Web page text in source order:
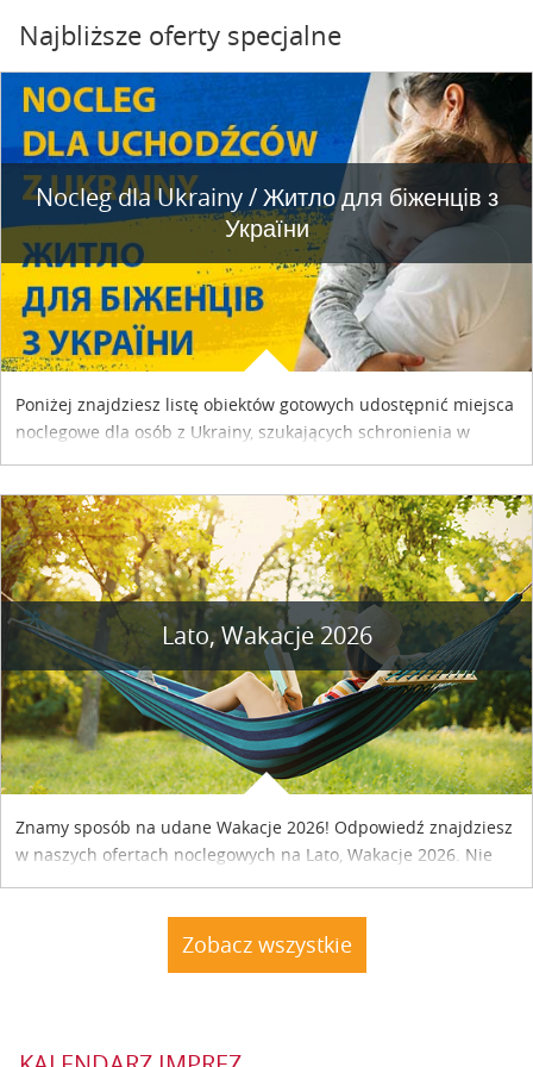
Najbliższe oferty specjalne
Nocleg dla Ukrainy / Житло для бiженцiв з
України
Poniżej znajdziesz listę obiektów gotowych udostępnić miejsca
noclegowe dla osób z Ukrainy, szukających schronienia w
Lato, Wakacje 2026
Znamy sposób na udane Wakacje 2026! Odpowiedź znajdziesz
w naszych ofertach noclegowych na Lato, Wakacje 2026. Nie
zwlekaj atrakcyjne noclegi czekają...
Zobacz wszystkie